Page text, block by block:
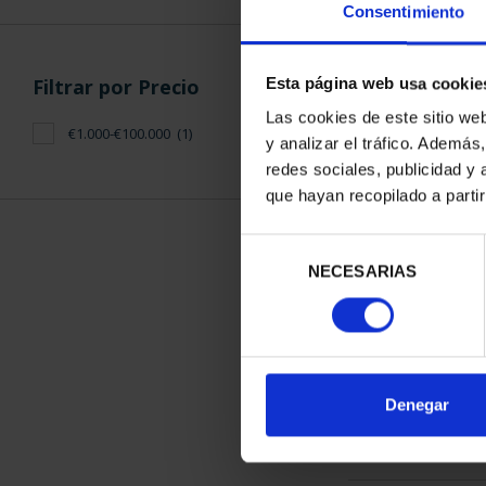
Consentimiento
Esta página web usa
Las cookies de este sitio
y analizar el tráfico.
redes sociales, publicidad y
que hayan recopilado a
consentimiento
NECESARIAS
Denegar
Filtrar por Precio
€1.000-€100.000 (1)
275
MONEDA
ORDENAR POR: